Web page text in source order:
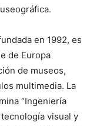
en 1992, es
de Europa
de museos,
multimedia. La
“Ingeniería
visual y